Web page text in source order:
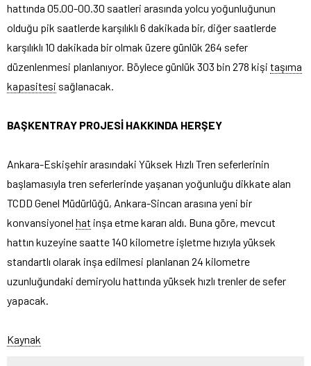
hattında 05.00-00.30 saatleri arasında yolcu yoğunluğunun
olduğu pik saatlerde karşılıklı 6 dakikada bir, diğer saatlerde
karşılıklı 10 dakikada bir olmak üzere günlük 264 sefer
düzenlenmesi planlanıyor. Böylece günlük 303 bin 278 kişi taşıma
kapasitesi sağlanacak.
BAŞKENTRAY PROJESİ HAKKINDA HERŞEY
Ankara-Eskişehir arasındaki Yüksek Hızlı Tren seferlerinin
başlamasıyla tren seferlerinde yaşanan yoğunluğu dikkate alan
TCDD Genel Müdürlüğü, Ankara-Sincan arasına yeni bir
konvansiyonel hat inşa etme kararı aldı. Buna göre, mevcut
hattın kuzeyine saatte 140 kilometre işletme hızıyla yüksek
standartlı olarak inşa edilmesi planlanan 24 kilometre
uzunluğundaki demiryolu hattında yüksek hızlı trenler de sefer
yapacak.
Kaynak